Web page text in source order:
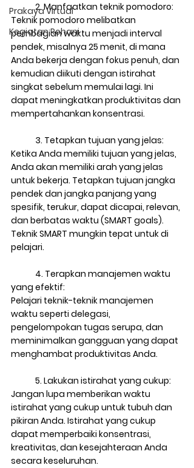
Prakaya Virtual
Kegiatan Rohani
2. Manfaatkan teknik pomodoro:
Teknik pomodoro melibatkan
pembagian waktu menjadi interval
pendek, misalnya 25 menit, di mana
Anda bekerja dengan fokus penuh, dan
kemudian diikuti dengan istirahat
singkat sebelum memulai lagi. Ini
dapat meningkatkan produktivitas dan
mempertahankan konsentrasi.
3. Tetapkan tujuan yang jelas:
Ketika Anda memiliki tujuan yang jelas,
Anda akan memiliki arah yang jelas
untuk bekerja. Tetapkan tujuan jangka
pendek dan jangka panjang yang
spesifik, terukur, dapat dicapai, relevan,
dan berbatas waktu (SMART goals).
Teknik SMART mungkin tepat untuk di
pelajari.
4. Terapkan manajemen waktu
yang efektif:
Pelajari teknik-teknik manajemen
waktu seperti delegasi,
pengelompokan tugas serupa, dan
meminimalkan gangguan yang dapat
menghambat produktivitas Anda.
5. Lakukan istirahat yang cukup:
Jangan lupa memberikan waktu
istirahat yang cukup untuk tubuh dan
pikiran Anda. Istirahat yang cukup
dapat memperbaiki konsentrasi,
kreativitas, dan kesejahteraan Anda
secara keseluruhan.